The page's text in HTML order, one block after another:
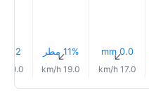
0.0 mm
↑
17.0 km/h
11% مطر↑
19.0 km/h
0.2 mm
19.0 km/h